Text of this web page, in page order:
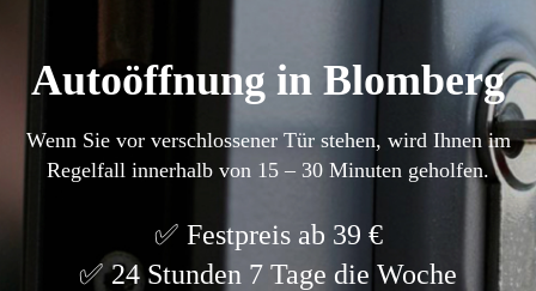
Autoöffnung in Blomberg
Wenn Sie vor verschlossener Tür stehen, wird Ihnen im
Regelfall innerhalb von 15 – 30 Minuten geholfen.
Festpreis ab 39 €
24 Stunden 7 Tage die Woche